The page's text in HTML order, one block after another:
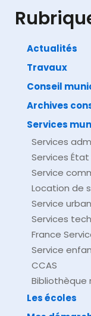
Impossible de
Actualités
Travaux
Conseil
Archives
Services
Services
Services
Service
Location de
Service
Services
France
Service
CCAS
Bibliothèque
Les écoles